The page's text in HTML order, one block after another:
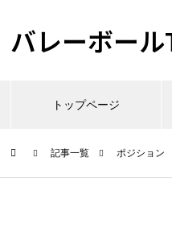
バレーボール
トップページ
記事一覧 ポジション